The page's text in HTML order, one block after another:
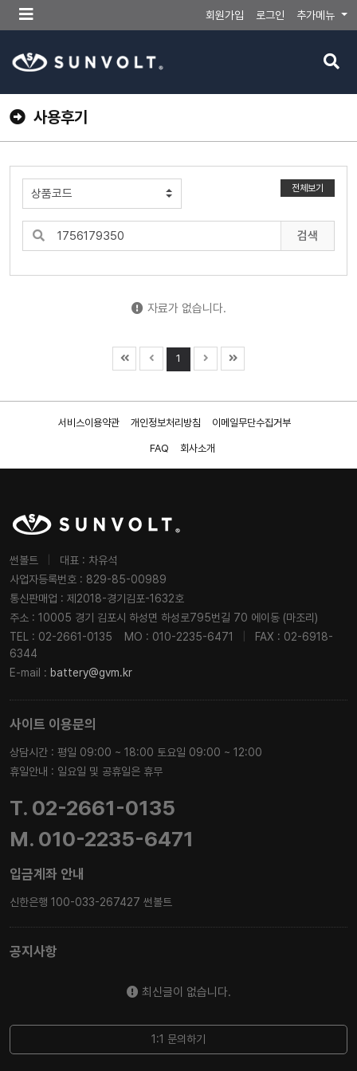
메
뉴
튼
회원가입 로그인 추가메뉴
검
버
사용후기
전체보기
검색
자료가 없습니다.
1
서비스이용약관 개인정보처리방침 이메일무단수집거부
FAQ 회사소개
썬볼트
대표 : 차유석
사업자등록번호 : 829-85-00989
통신판매업 : 제2018-경기김포-1632호
주소 : 10005 경기 김포시 하성면 하성로795번길 70 에이동 (마조리)
TEL : 02-2661-0135
MO : 010-2235-6471
FAX : 02-6918-
6344
E-mail : battery@gvm.kr
사이트 이용문의
상담시간 : 평일 09:00 ~ 18:00 토요일 09:00 ~ 12:00
휴일안내 : 일요일 및 공휴일은 휴무
T. 02-2661-0135
M. 010-2235-6471
입금계좌 안내
신한은행 100-033-267427 썬볼트
공지사항
최신글이 없습니다.
1:1 문의하기